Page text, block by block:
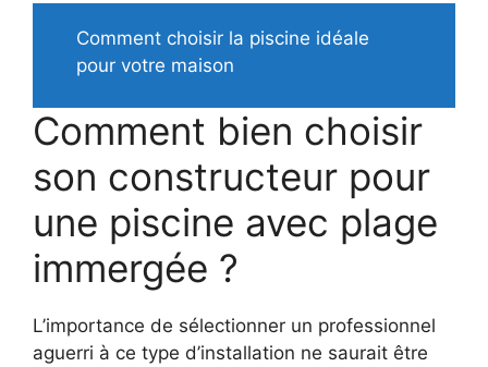
Comment choisir la piscine idéale
pour votre maison
Comment bien choisir
son constructeur pour
une piscine avec plage
immergée ?
L’importance de sélectionner un professionnel
aguerri à ce type d’installation ne saurait être